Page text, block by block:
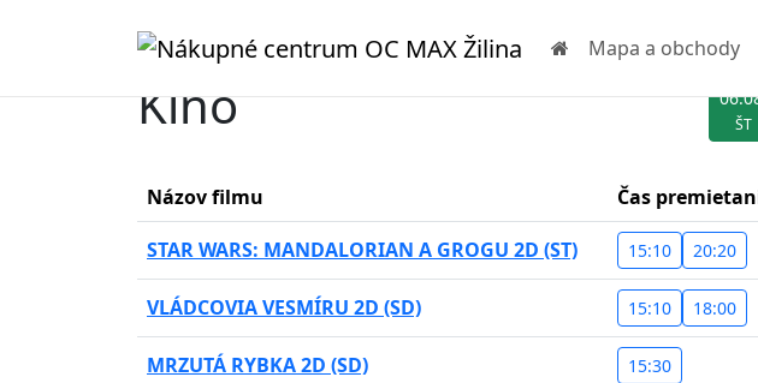
Mapa a obchody
Kino ŠT
Názov filmu
Čas
STAR WARS: MANDALORIAN A GROGU 2D (ST)
15:10 20:20
VLÁDCOVIA VESMÍRU 2D (SD) 15:10 18:00
MRZUTÁ RYBKA 2D (SD) 15:30